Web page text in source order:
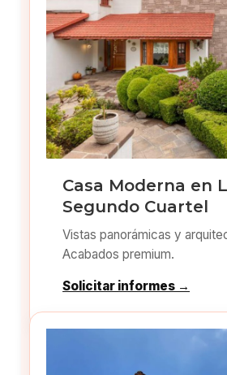
Casa Moderna en
Segundo Cuartel
Vistas panorámicas y
Acabados premium.
Solicitar informes →